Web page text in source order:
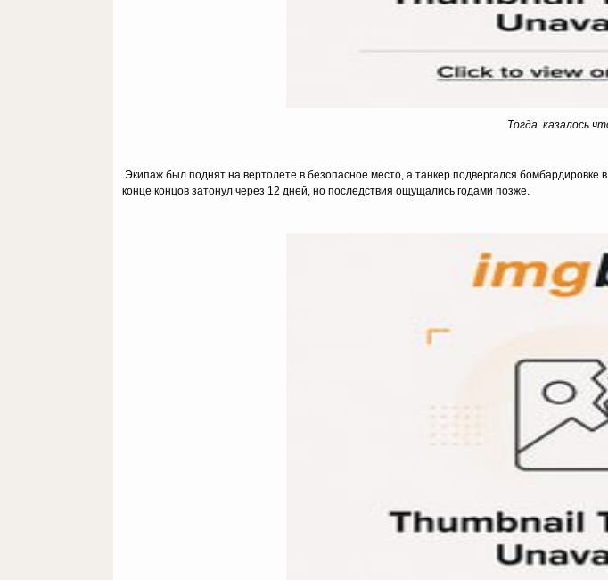
Тогда казалось
Экипаж был поднят на вертолете в безопасное место, а танкер подвергался
конце концов затонул через 12 дней, но последствия ощущались годами позже.